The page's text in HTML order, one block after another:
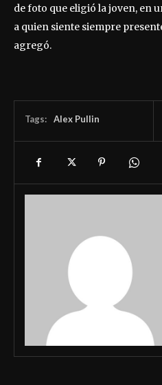
de foto que eligió la joven, en
a quien siente siempre
agregó.
Tags: Alex Pullin